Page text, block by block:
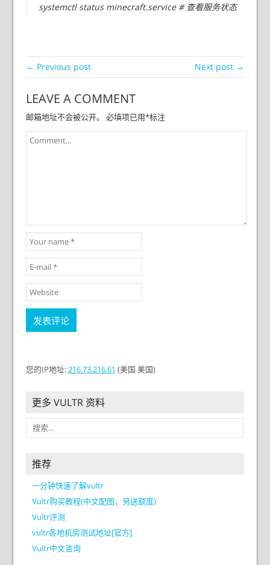
systemctl status minecraft.service # 查看服务状态
← Previous post Next post →
LEAVE A COMMENT
邮箱地址不会被公开。 必填项已用*标注
您的IP地址:216.73.216.61 (美国 美国)
更多 VULTR 资料
推荐
一分钟快速了解vultr
Vultr购买教程(中文配图，另送额度)
Vultr评测
vultr各地机房测试地址[官方]
Vultr中文咨询